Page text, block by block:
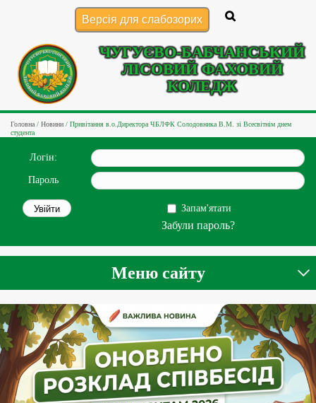
ЧУГУЄВО-БАБЧАНСЬКИЙ
ЛІСОВИЙ ФАХОВИЙ
КОЛЕДЖ
Версія для слабозорих
Головна / Новини / Привітання в.о.Директора ЧБЛФК Солодовника В.М. зі Всесвітнім днем
студента
Логін:
Пароль
Запам'ятати
Забули пароль?
Меню сайту